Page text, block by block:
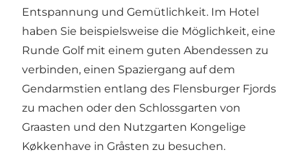
Entspannung und Gemütlichkeit. Im Hotel
haben Sie beispielsweise die Möglichkeit, eine
Runde Golf mit einem guten Abendessen zu
verbinden, einen Spaziergang auf dem
Gendarmstien entlang des Flensburger Fjords
zu machen oder den Schlossgarten von
Graasten und den Nutzgarten Kongelige
Køkkenhave in Gråsten zu besuchen.